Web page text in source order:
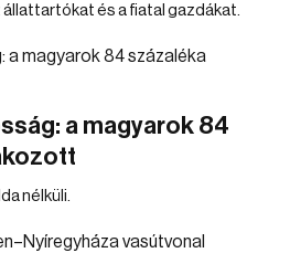
és a fiatal gazdákat.
a magyarok 84
nélküli.